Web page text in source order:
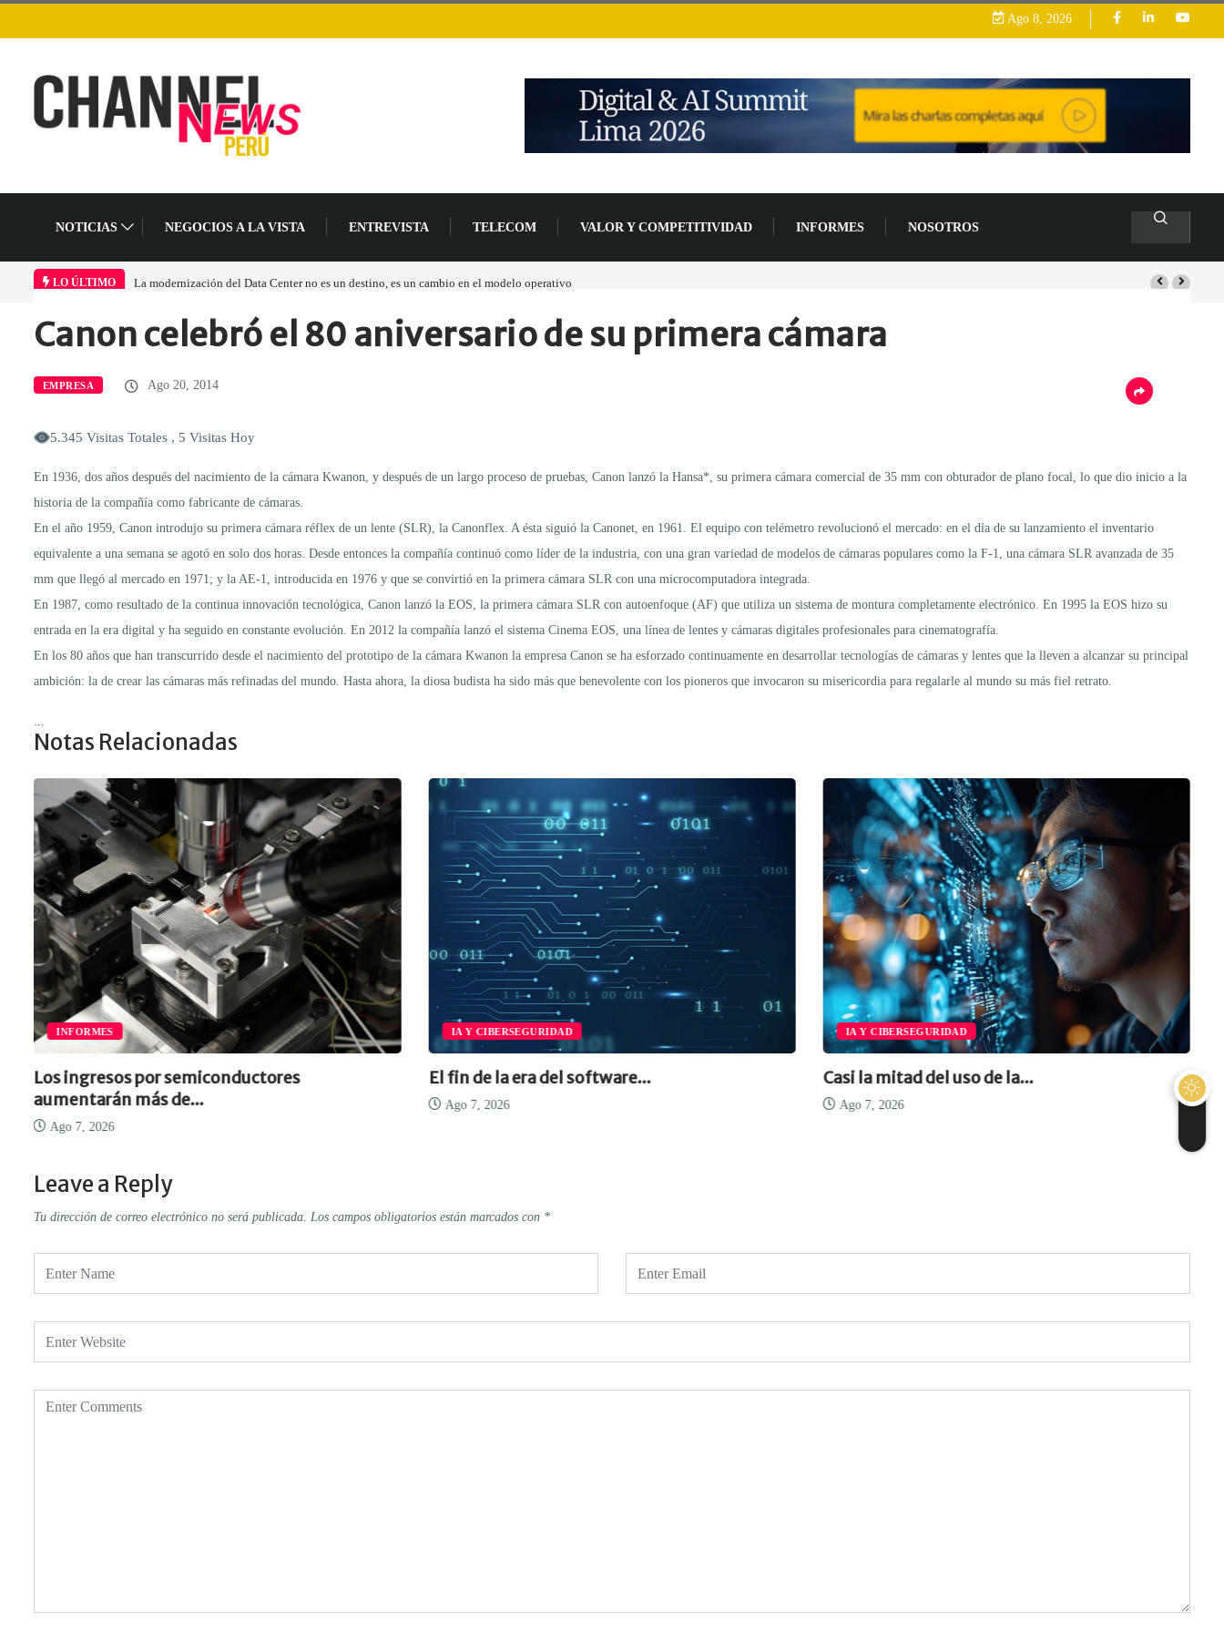
Ago 8, 2026
NOTICIAS NEGOCIOS A LA VISTA ENTREVISTA TELECOM VALOR Y COMPETITIVIDAD INFORMES NOSOTROS
LO ÚLTIMO La modernización del Data Center no es un destino, es un cambio en el modelo operativo
Home Empresa Canon celebró el…
Canon celebró el 80 aniversario de su primera cámara
EMPRESA Ago 20, 2014
5.345 Visitas Totales , 5 Visitas Hoy
En 1936, dos años después del nacimiento de la cámara Kwanon, y después de un largo proceso de pruebas, Canon lanzó la Hansa*, su primera cámara comercial de 35 mm con obturador de plano focal, lo que dio inicio a la
historia de la compañía como fabricante de cámaras.
En el año 1959, Canon introdujo su primera cámara réflex de un lente (SLR), la Canonflex. A ésta siguió la Canonet, en 1961. El equipo con telémetro revolucionó el mercado: en el día de su lanzamiento el inventario
equivalente a una semana se agotó en solo dos horas. Desde entonces la compañía continuó como líder de la industria, con una gran variedad de modelos de cámaras populares como la F-1, una cámara SLR avanzada de 35
mm que llegó al mercado en 1971; y la AE-1, introducida en 1976 y que se convirtió en la primera cámara SLR con una microcomputadora integrada.
En 1987, como resultado de la continua innovación tecnológica, Canon lanzó la EOS, la primera cámara SLR con autoenfoque (AF) que utiliza un sistema de montura completamente electrónico. En 1995 la EOS hizo su
entrada en la era digital y ha seguido en constante evolución. En 2012 la compañía lanzó el sistema Cinema EOS, una línea de lentes y cámaras digitales profesionales para cinematografía.
En los 80 años que han transcurrido desde el nacimiento del prototipo de la cámara Kwanon la empresa Canon se ha esforzado continuamente en desarrollar tecnologías de cámaras y lentes que la lleven a alcanzar su principal
ambición: la de crear las cámaras más refinadas del mundo. Hasta ahora, la diosa budista ha sido más que benevolente con los pioneros que invocaron su misericordia para regalarle al mundo su más fiel retrato.
Notas Relacionadas
INFORMES
Los ingresos por semiconductores
aumentarán más de...
Ago 7, 2026
IA Y CIBERSEGURIDAD
El fin de la era del software...
Ago 7, 2026
IA Y CIBERSEGURIDAD
Casi la mitad del uso de la...
Ago 7, 2026
Leave a Reply
Tu dirección de correo electrónico no será publicada. Los campos obligatorios están marcados con *